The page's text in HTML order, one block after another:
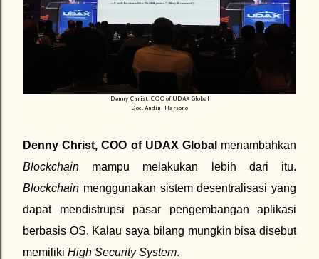
Denny Christ, COO of UDAX Global
Doc. Andini Harsono
Denny Christ, COO of UDAX Global menambahkan
Blockchain mampu melakukan lebih dari itu.
Blockchain menggunakan sistem desentralisasi yang
dapat mendistrupsi pasar pengembangan aplikasi
berbasis OS. Kalau saya bilang mungkin bisa disebut
memiliki High Security System.